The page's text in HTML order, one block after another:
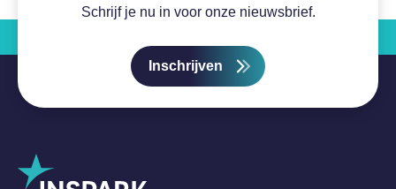
Schrijf je nu in voor onze nieuwsbrief.
Inschrijven